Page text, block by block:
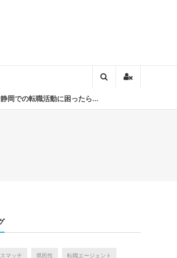
静岡での転職活動に困ったら…
スマッチ 県民性 転職エージェント